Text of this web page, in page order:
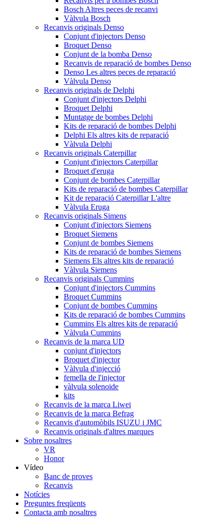
Bosch Altres peces de recanvi
Vàlvula Bosch
Recanvis originals Denso
Conjunt d'injectors Denso
Broquet Denso
Conjunt de la bomba Denso
Recanvis de reparació de bombes Denso
Denso Les altres peces de reparació
Vàlvula Denso
Recanvis originals de Delphi
Conjunt d'injectors Delphi
Broquet Delphi
Muntatge de bombes Delphi
Kits de reparació de bombes Delphi
Delphi Els altres kits de reparació
Vàlvula Delphi
Recanvis originals Caterpillar
Conjunt d'injectors Caterpillar
Broquet d'eruga
Conjunt de bombes Caterpillar
Kits de reparació de bombes Caterpillar
Kit de reparació Caterpillar L'altre
Vàlvula Eruga
Recanvis originals Simens
Conjunt d'injectors Siemens
Broquet Siemens
Conjunt de bombes Siemens
Kits de reparació de bombes Siemens
Siemens Els altres kits de reparació
Vàlvula Siemens
Recanvis originals Cummins
Conjunt d'injectors Cummins
Broquet Cummins
Conjunt de bombes Cummins
Kits de reparació de bombes Cummins
Cummins Els altres kits de reparació
Vàlvula Cummins
Recanvis de la marca UD
conjunt d'injectors
Broquet d'injector
Vàlvula d'injecció
femella de l'injector
vàlvula solenoide
kits
Recanvis de la marca Liwei
Recanvis de la marca Befrag
Recanvis d'automòbils ISUZU i JMC
Recanvis originals d'altres marques
Sobre nosaltres
VR
Honor
Vídeo
Banc de proves
Recanvis
Notícies
Preguntes freqüents
Contacta amb nosaltres